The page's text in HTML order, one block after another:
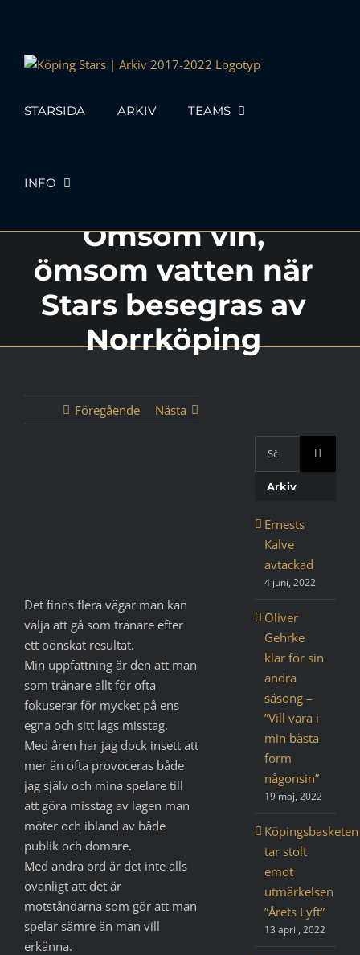
STARSIDA ARKIV TEAMS
INFO
Ömsom vin,
ömsom vatten när
Stars besegras av
Norrköping
Föregående Nästa
Det finns flera vägar man kan
välja att gå som tränare efter
ett oönskat resultat.
Min uppfattning är den att man
som tränare allt för ofta
fokuserar för mycket på ens
egna och sitt lags misstag.
Med åren har jag dock insett att
mer än ofta provoceras både
jag själv och mina spelare till
att göra misstag av lagen man
möter och ibland av både
publik och domare.
Med andra ord är det inte alls
ovanligt att det är
motståndarna som gör att man
spelar sämre än man vill
erkänna.
Google:
Arkiv
Ernests
Kalve
avtackad
4 juni, 2022
Oliver
Gehrke
klar för sin
andra
säsong –
”Vill vara i
min bästa
form
någonsin”
19 maj, 2022
Köpingsbasketen
tar stolt
emot
utmärkelsen
”Årets Lyft”
13 april, 2022